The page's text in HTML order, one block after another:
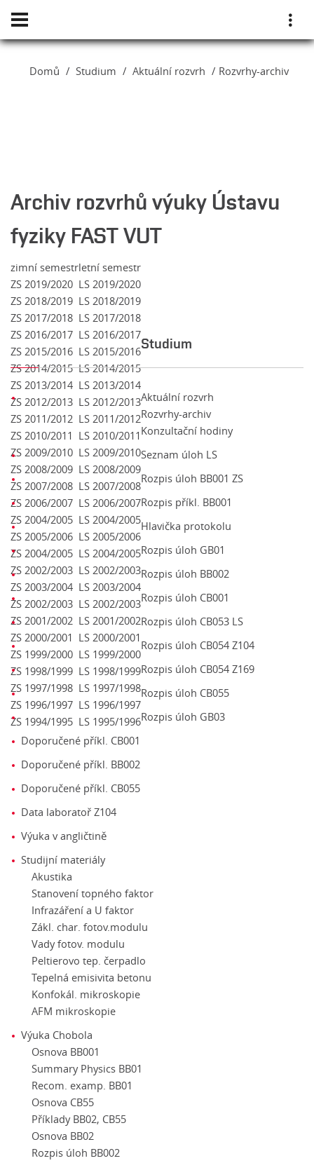
Domů Studium Aktuální rozvrh Rozvrhy-archiv
Archiv rozvrhů výuky Ústavu
fyziky FAST VUT
zimní semestrletní semestr
ZS 2019/2020 LS 2019/2020
ZS 2018/2019 LS 2018/2019
ZS 2017/2018 LS 2017/2018
ZS 2016/2017 LS 2016/2017
ZS 2015/2016 LS 2015/2016
ZS 2014/2015 LS 2014/2015
ZS 2013/2014 LS 2013/2014
ZS 2012/2013 LS 2012/2013
ZS 2011/2012 LS 2011/2012
ZS 2010/2011
LS 2010/2011
ZS 2009/2010 LS 2009/2010
ZS 2008/2009 LS 2008/2009
ZS 2007/2008 LS 2007/2008
ZS 2006/2007 LS 2006/2007
ZS 2004/2005 LS 2004/2005
ZS 2005/2006 LS 2005/2006
ZS 2004/2005 LS 2004/2005
ZS 2002/2003 LS 2002/2003
ZS 2003/2004 LS 2003/2004
ZS 2002/2003 LS 2002/2003
ZS 2001/2002 LS 2001/2002
ZS 2000/2001
LS 2000/2001
ZS 1999/2000 LS 1999/2000
ZS 1998/1999 LS 1998/1999
ZS 1997/1998 LS 1997/1998
ZS 1996/1997 LS 1996/1997
ZS 1994/1995 LS 1995/1996
Studium
Aktuální rozvrh
Rozvrhy-archiv
Konzultační hodiny
Seznam úloh LS
Rozpis úloh BB001 ZS
Rozpis příkl. BB001
Hlavička protokolu
Rozpis úloh GB01
Rozpis úloh BB002
Rozpis úloh CB001
Rozpis úloh CB053 LS
Rozpis úloh CB054 Z104
Rozpis úloh CB054 Z169
Rozpis úloh CB055
Rozpis úloh GB03
Doporučené příkl. CB001
Doporučené příkl. BB002
Doporučené příkl. CB055
Data laboratoř Z104
Výuka v angličtině
Studijní materiály
Akustika
Stanovení topného faktor
Infrazáření a U faktor
Zákl. char. fotov.modulu
Vady fotov. modulu
Peltierovo tep. čerpadlo
Tepelná emisivita betonu
Konfokál. mikroskopie
AFM mikroskopie
Výuka Chobola
Osnova BB001
Summary Physics BB01
Recom. examp. BB01
Osnova CB55
Příklady BB02, CB55
Osnova BB02
Rozpis úloh BB002